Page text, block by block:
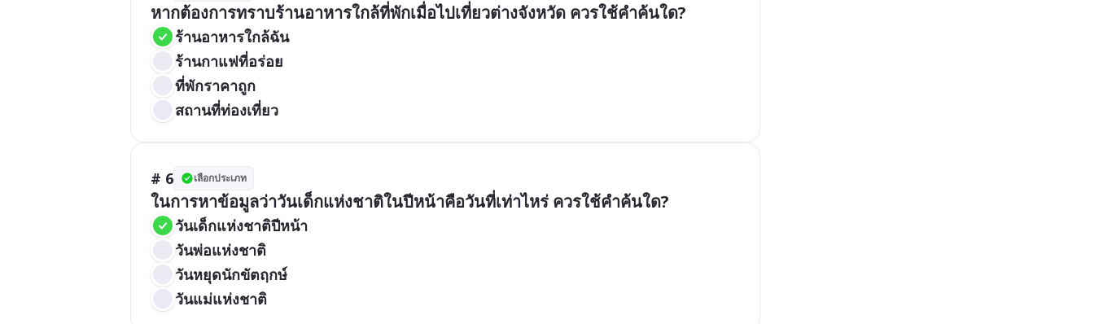
หากต้องการทราบร้านอาหารใกล้ที่พักเมื่อไปเที่ยวต่างจังหวัด ควรใช้คำค้นใด?
ร้านอาหารใกล้ฉัน
ร้านกาแฟที่อร่อย
ที่พักราคาถูก
สถานที่ท่องเที่ยว
# 6 เลือกประเภท
ในการหาข้อมูลว่าวันเด็กแห่งชาติในปีหน้าคือวันที่เท่าไหร่ ควรใช้คำค้นใด?
วันเด็กแห่งชาติปีหน้า
วันพ่อแห่งชาติ
วันหยุดนักขัตฤกษ์
วันแม่แห่งชาติ